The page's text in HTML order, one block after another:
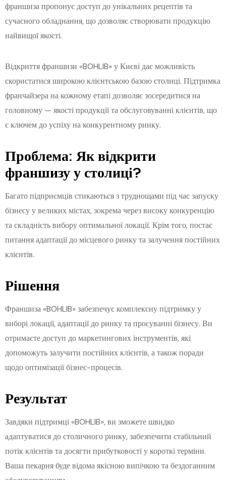
франшиза пропонує доступ до унікальних рецептів та
сучасного обладнання, що дозволяє створювати продукцію
найвищої якості.
Відкриття франшизи «BOHLIB» у Києві дає можливість
скористатися широкою клієнтською базою столиці. Підтримка
франчайзера на кожному етапі дозволяє зосередитися на
головному — якості продукції та обслуговуванні клієнтів, що
є ключем до успіху на конкурентному ринку.
Проблема: Як відкрити
франшизу у столиці?
Багато підприємців стикаються з труднощами під час запуску
бізнесу у великих містах, зокрема через високу конкуренцію
та складність вибору оптимальної локації. Крім того, постає
питання адаптації до місцевого ринку та залучення постійних
клієнтів.
Рішення
Франшиза «BOHLIB» забезпечує комплексну підтримку у
виборі локації, адаптації до ринку та просуванні бізнесу. Ви
отримаєте доступ до маркетингових інструментів, які
допоможуть залучити постійних клієнтів, а також поради
щодо оптимізації бізнес-процесів.
Результат
Завдяки підтримці «BOHLIB», ви зможете швидко
адаптуватися до столичного ринку, забезпечити стабільний
потік клієнтів та досягти прибутковості у короткі терміни.
Ваша пекарня буде відома якісною випічкою та бездоганним